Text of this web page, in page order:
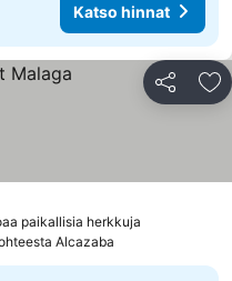
Katso hinnat
Jaa
paikallisia herkkuja
Alcazaba